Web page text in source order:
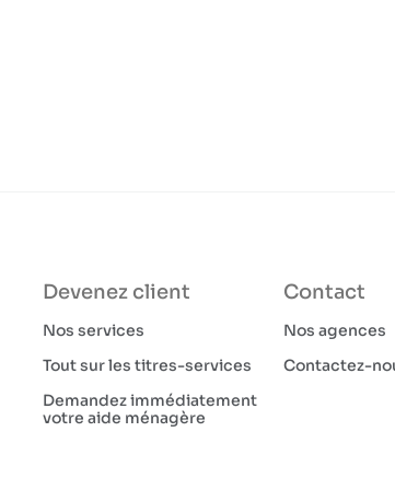
Devenez client
Nos services
Tout sur les titres-services
Demandez immédiatement
votre aide ménagère
Contact
Nos agences
Contactez-